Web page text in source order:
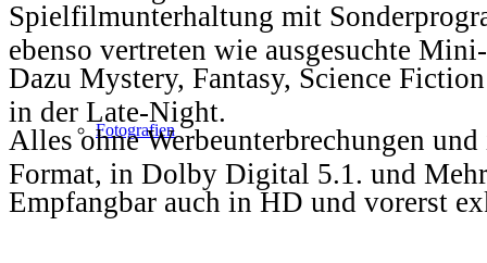
Fotografien
Spielfilmunterhaltung mit
ebenso vertreten wie ausgesuchte
Dazu Mystery, Fantasy, Science
in der Late-Night.
Alles ohne Werbeunterbrechungen
Format, in Dolby Digital 5.1. und
Empfangbar auch in HD und vorerst